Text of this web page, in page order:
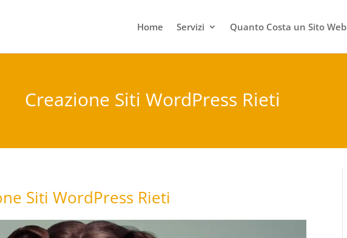
Home Servizi Quanto Costa un Sito Web
Creazione Siti WordPress Rieti
Siti WordPress Rieti